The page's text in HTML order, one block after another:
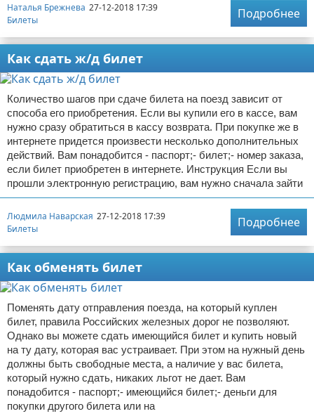
Наталья Брежнева 27-12-2018 17:39
Билеты
Подробнее
Как сдать ж/д билет
Количество шагов при сдаче билета на поезд зависит от
способа его приобретения. Если вы купили его в кассе, вам
нужно сразу обратиться в кассу возврата. При покупке же в
интернете придется произвести несколько дополнительных
действий. Вам понадобится - паспорт;- билет;- номер заказа,
если билет приобретен в интернете. Инструкция Если вы
прошли электронную регистрацию, вам нужно сначала зайти
Людмила Наварская 27-12-2018 17:39
Билеты
Подробнее
Как обменять билет
Поменять дату отправления поезда, на который куплен
билет, правила Российских железных дорог не позволяют.
Однако вы можете сдать имеющийся билет и купить новый
на ту дату, которая вас устраивает. При этом на нужный день
должны быть свободные места, а наличие у вас билета,
который нужно сдать, никаких льгот не дает. Вам
понадобится - паспорт;- имеющийся билет;- деньги для
покупки другого билета или на